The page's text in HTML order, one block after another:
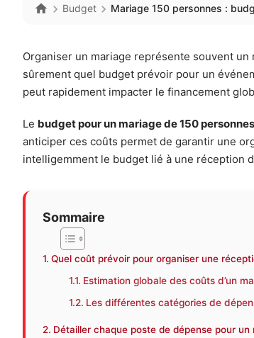
Budget Mariage 150 personnes :
Organiser un mariage représente souvent un
sûrement quel budget prévoir pour un
peut rapidement impacter le financement
Le budget pour un mariage de 150 personnes
anticiper ces coûts permet de garantir une
intelligemment le budget lié à une réception
Sommaire
Quel coût prévoir pour organiser une
Estimation globale des coûts d’un
Les différentes catégories de
Détailler chaque poste de dépense pour un